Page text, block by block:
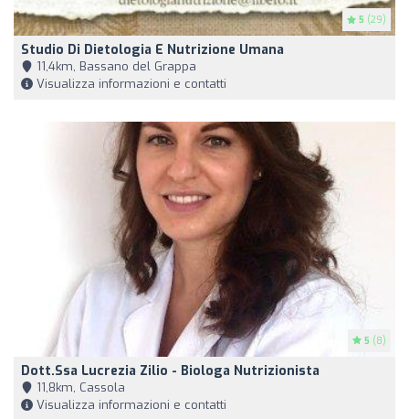
5 (29)
Studio Di Dietologia E Nutrizione Umana
11,4km, Bassano del Grappa
Visualizza informazioni e contatti
5 (8)
Dott.ssa Lucrezia Zilio - Biologa Nutrizionista
11,8km, Cassola
Visualizza informazioni e contatti